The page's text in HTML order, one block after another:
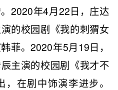
2020年4月22日，庄达
的校园剧《我的刺猬女
菲。2020年5月19日，
主演的校园剧《我才不
在剧中饰演李进步。